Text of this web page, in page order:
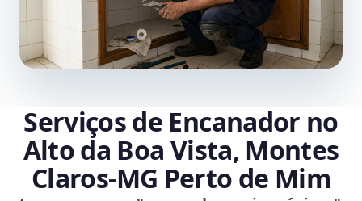
Serviços de Encanador no
Alto da Boa Vista, Montes
Claros‑MG Perto de Mim